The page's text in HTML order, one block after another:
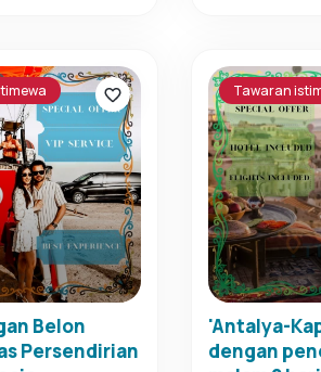
Belon
Persendirian
Tawaran
'Antalya-
dengan